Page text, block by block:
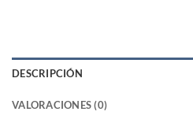
DESCRIPCIÓN
VALORACIONES (0)